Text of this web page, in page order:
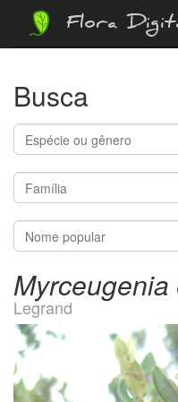
Flora
Busca
Myrceugenia
Legrand